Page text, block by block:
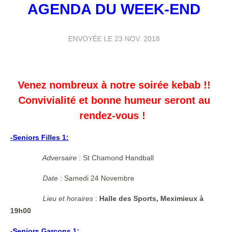
AGENDA DU WEEK-END
ENVOYÉE LE 23 NOV. 2018
Venez nombreux à notre soirée kebab !!
Convivialité et bonne humeur seront au
rendez-vous !
-Seniors Filles 1:
Adversaire : St Chamond Handball
Date : Samedi 24 Novembre
Lieu et horaires : Halle des Sports, Meximieux à
19h00